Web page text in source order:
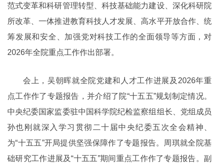
范式变革和科研管理转型、科技基础能力建设、深化科研院
所改革、一体推进教育科技人才发展、高水平开放合作、统
筹发展和安全、加强党对科技工作的全面领导等方面，对
2026年全院重点工作作出部署。
会上，吴朝晖就全院党建和人才工作进展及2026年重
点工作作了专题报告，并介绍了院“十五五”规划制定情况。
中央纪委国家监委驻中国科学院纪检监察组组长、党组成员
孙也刚就深入学习贯彻二十届中央纪委五次全会精神、
为“十五五”开局提供坚强保障作了专题报告。周琪就全院基
础研究工作进展及“十五五”期间重点工作作了专题报告。副